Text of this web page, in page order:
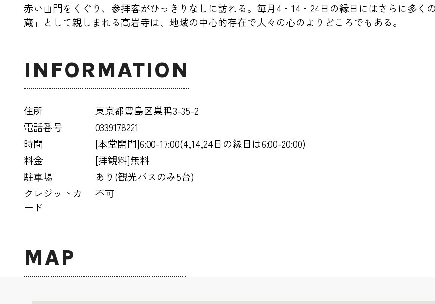
赤い山門をくぐり、参拝客がひっきりなしに訪れる。毎月4・14・24日の縁日にはさらに多く
蔵」として親しまれる高岩寺は、地域の中心的存在で人々の心のよりどころでもある。
INFORMATION
住所
東京都豊島区巣鴨3-35-2
電話番号
0339178221
時間
[本堂開門]6:00-17:00(4,14,24日の縁日は6:00-20:00)
料金
[拝観料]無料
駐車場
あり(観光バスのみ5台)
クレジットカ
ード
不可
MAP